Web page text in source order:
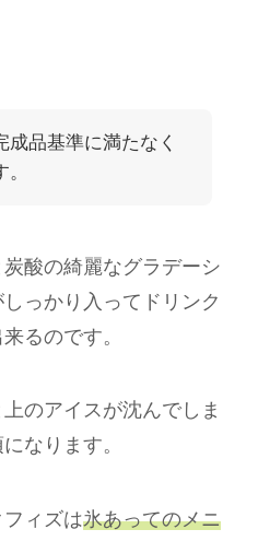
成品基準に満たなく
酸の綺麗なグラデーシ
っかり入ってドリンク
るのです。
のアイスが沈んでしま
なります。
ィズは氷あってのメニ